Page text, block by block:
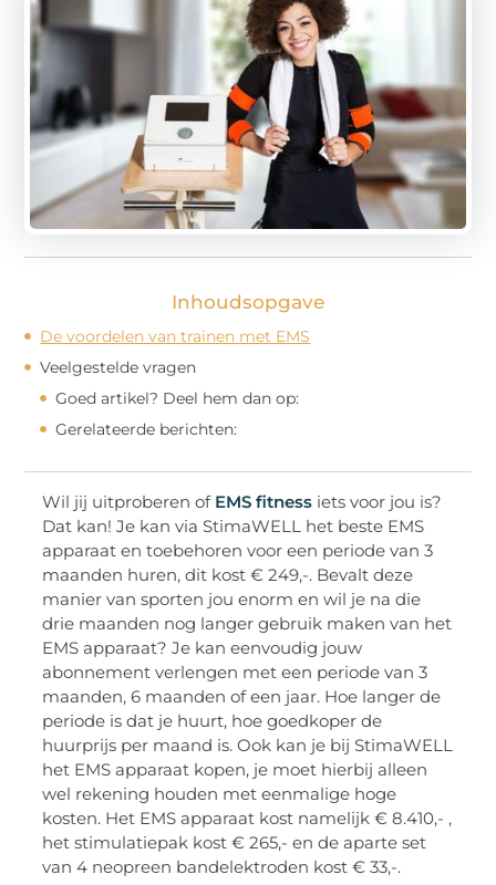
Inhoudsopgave
De voordelen van trainen met EMS
Veelgestelde vragen
Goed artikel? Deel hem dan op:
Gerelateerde berichten:
Wil jij uitproberen of EMS fitness iets voor jou is?
Dat kan! Je kan via StimaWELL het beste EMS
apparaat en toebehoren voor een periode van 3
maanden huren, dit kost € 249,-. Bevalt deze
manier van sporten jou enorm en wil je na die
drie maanden nog langer gebruik maken van het
EMS apparaat? Je kan eenvoudig jouw
abonnement verlengen met een periode van 3
maanden, 6 maanden of een jaar. Hoe langer de
periode is dat je huurt, hoe goedkoper de
huurprijs per maand is. Ook kan je bij StimaWELL
het EMS apparaat kopen, je moet hierbij alleen
wel rekening houden met eenmalige hoge
kosten. Het EMS apparaat kost namelijk € 8.410,- ,
het stimulatiepak kost € 265,- en de aparte set
van 4 neopreen bandelektroden kost € 33,-.